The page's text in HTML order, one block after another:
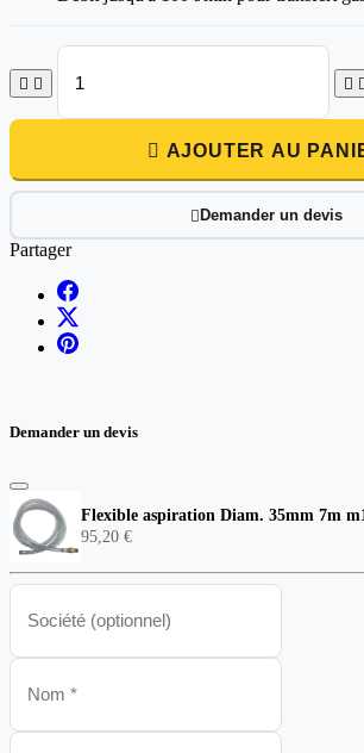
  
 AJOUTER AU
 Demander un devis
Partager
Demander un devis
Flexible aspiration Diam. 35mm 7m
95,20 €